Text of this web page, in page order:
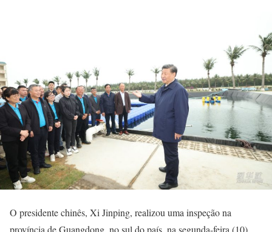
O presidente chinês, Xi Jinping, realizou uma inspeção na
província de Guangdong, no sul do país, na segunda-feira (10)